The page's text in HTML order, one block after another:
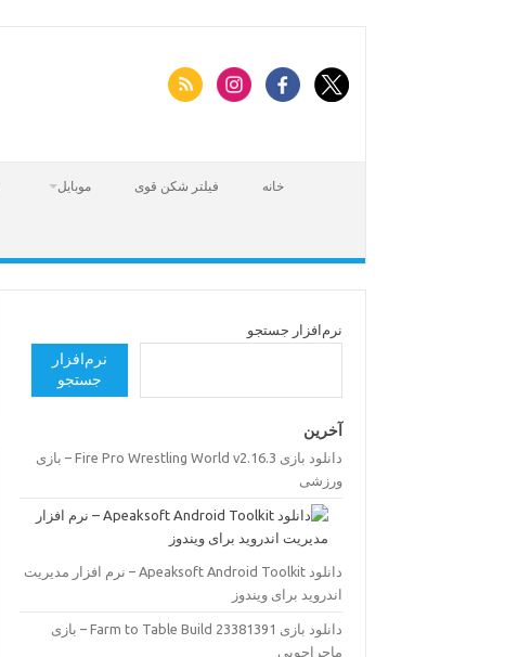
خانه فیلتر شکن قوی موبایل
نرم‌افزار جستجو
نرم‌افزار
جستجو
آخرین
دانلود بازی Fire Pro Wrestling World v2.16.3 – بازی
ورزشی
دانلود Apeaksoft Android Toolkit – نرم افزار مدیریت
اندروید برای ویندوز
دانلود بازی Farm to Table Build 23381391 – بازی
ماجراجویی